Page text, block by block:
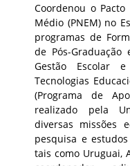
Coordenou o
Médio (PNEM) no
programas de
de Pós-
Gestão Escolar e
Tecnologias
(Programa de
realizado pela
diversas missões
pesquisa e
tais como Uruguai,